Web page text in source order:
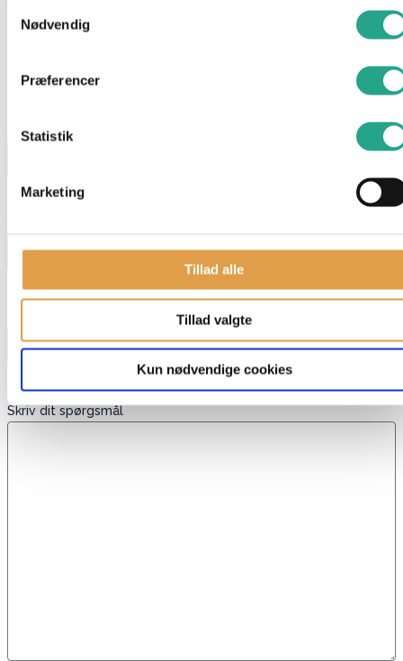
Nødvendig
Præferencer
Statistik
Marketing
Tillad alle
Tillad valgte
Kun nødvendige cookies
Farve: Lys nougat
Navn
Skriv dit spørgsmål